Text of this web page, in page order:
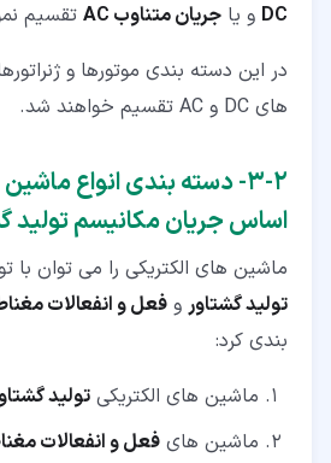
DC و یا جریان متناوب AC
تقسیم
در این دسته بندی موتورها و
های DC و AC تقسیم خواهند شد.
۲‏-‏۳‏- دسته بندی انواع
اساس جریان مکانیسم تولید
ماشین های الکتریکی را می توان با
تولید گشتاور و فعل و انفعالات
بندی کرد:
ماشین های الکتریکی تولید
ماشین های فعل و انفعالات